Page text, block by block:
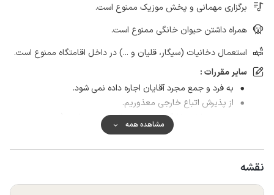
برگزاری مهمانی و پخش موزیک ممنوع است.
همراه داشتن حیوان خانگی ممنوع است.
استعمال دخانیات (سیگار، قلیان و ...) در داخل اقامتگاه ممنوع است.
سایر مقررات :
به فرد و جمع مجرد آقایان اجاره داده نمی شود.
از پذیرش اتباع خارجی معذوریم.
ورود حیوانات خانگی از هر نوعی اکیدا ممنوع است( در صورت
مشاهده رزرو کنسل و مبلغ رزرو عودت داده نمیشود)
دعوت میهمان از طرف مسافر پس از رزرو واحد ،اکیدا ممنوع
مشاهده همه
نقشه